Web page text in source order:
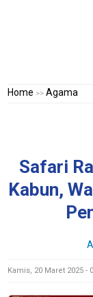
Home >>Agama
Safari
Kabun,
Kamis, 20 Maret 2025 -